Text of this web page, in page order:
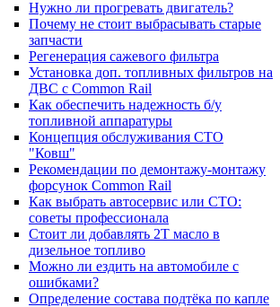
Нужно ли прогревать двигатель?
Почему не стоит выбрасывать старые
запчасти
Регенерация сажевого фильтра
Установка доп. топливных фильтров на
ДВС с Common Rail
Как обеспечить надежность б/у
топливной аппаратуры
Концепция обслуживания СТО
"Ковш"
Рекомендации по демонтажу-монтажу
форсунок Common Rail
Как выбрать автосервис или СТО:
советы профессионала
Стоит ли добавлять 2T масло в
дизельное топливо
Можно ли ездить на автомобиле с
ошибками?
Определение состава подтёка по капле